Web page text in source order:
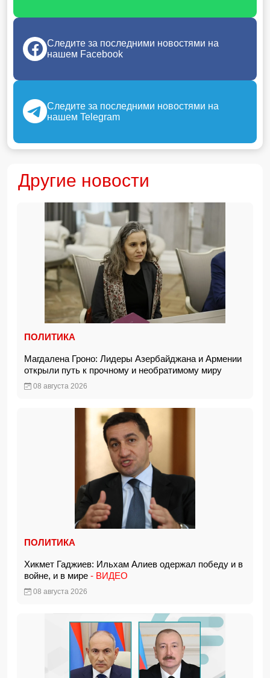
Следите за последними новостями на
нашем Facebook
Следите за последними новостями на
нашем Telegram
Другие новости
ПОЛИТИКА
Магдалена Гроно: Лидеры Азербайджана и Армении
открыли путь к прочному и необратимому миру
08 августа 2026
ПОЛИТИКА
Хикмет Гаджиев: Ильхам Алиев одержал победу и в
войне, и в мире - ВИДЕО
08 августа 2026